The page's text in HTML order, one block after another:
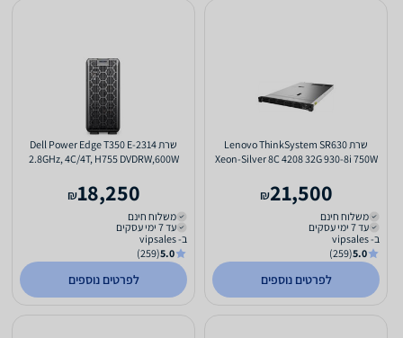
שרת Lenovo ThinkSystem SR630
Xeon-Silver 8C 4208 32G 930-8i 750W
21,500
₪
משלוח חינם
עד 7 ימי עסקים
ב- vipsales
5.0
(259)
לפרטים נוספים
שרת Dell Power Edge T350 E-2314
2.8GHz, 4C/4T, H755 DVDRW,600W
18,250
₪
משלוח חינם
עד 7 ימי עסקים
ב- vipsales
5.0
(259)
לפרטים נוספים